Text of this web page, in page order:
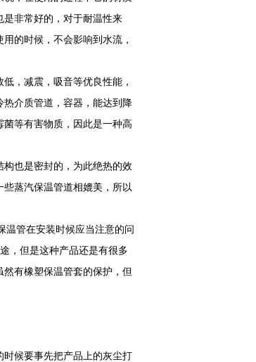
非常好的，对于耐温性来
的时候，不会影响到水流，
，减震，吸音等优良性能，
介质管道，容器，能达到降
等有害物质，因此是一种高
也是密封的，为此绝热的效
蒸汽保温管道相媲美，所以
温管在安装时候应当注意的问
，但是这种产品还是有很多
有橡塑保温管套的保护，但
候要事先把产品上的灰尘打